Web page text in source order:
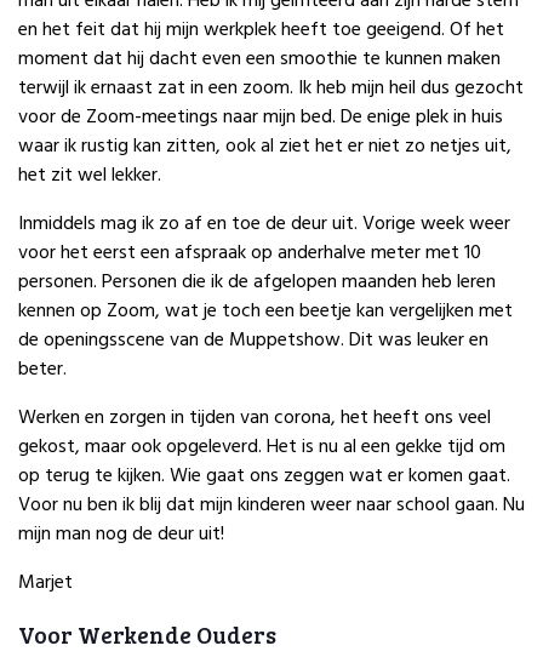
en het feit dat hij mijn werkplek heeft toe geeigend. Of het
moment dat hij dacht even een smoothie te kunnen maken
terwijl ik ernaast zat in een zoom. Ik heb mijn heil dus gezocht
voor de Zoom-meetings naar mijn bed. De enige plek in huis
waar ik rustig kan zitten, ook al ziet het er niet zo netjes uit,
het zit wel lekker.
Inmiddels mag ik zo af en toe de deur uit. Vorige week weer
voor het eerst een afspraak op anderhalve meter met 10
personen. Personen die ik de afgelopen maanden heb leren
kennen op Zoom, wat je toch een beetje kan vergelijken met
de openingsscene van de Muppetshow. Dit was leuker en
beter.
Werken en zorgen in tijden van corona, het heeft ons veel
gekost, maar ook opgeleverd. Het is nu al een gekke tijd om
op terug te kijken. Wie gaat ons zeggen wat er komen gaat.
Voor nu ben ik blij dat mijn kinderen weer naar school gaan. Nu
mijn man nog de deur uit!
Marjet
Voor Werkende Ouders